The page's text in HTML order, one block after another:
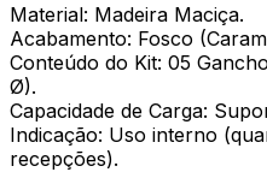
Material: Madeira Maciça.
Acabamento: Fosco
Conteúdo do Kit: 05
Ø).
Capacidade de Carga:
Indicação: Uso interno
recepções).